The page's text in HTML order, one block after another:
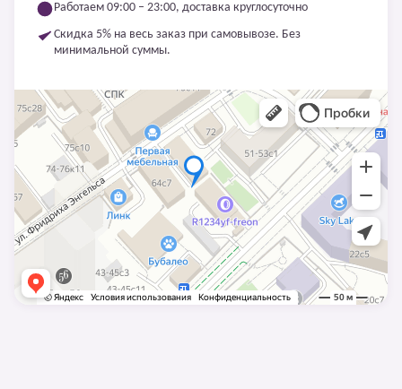
Работаем 09:00 – 23:00, доставка круглосуточно
Скидка 5% на весь заказ при самовывозе. Без
минимальной суммы.